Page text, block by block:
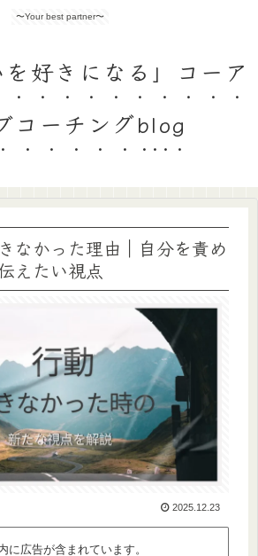
〜Your best partner〜
を好きになる」コーア
コーチングblog
なかった理由｜自分を責め
えたい視点
2025.12.23
に広告が含まれています。